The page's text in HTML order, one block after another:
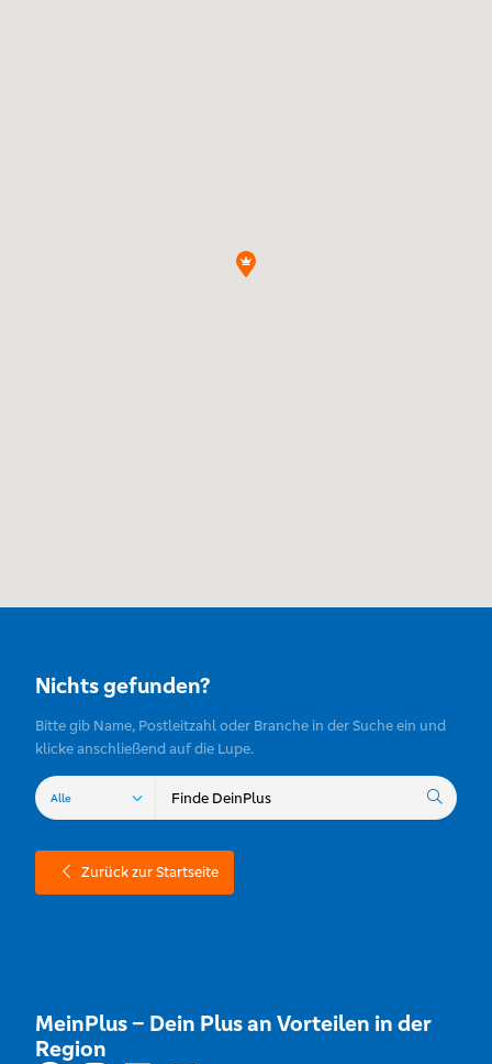
Nichts gefunden?
Bitte gib Name, Postleitzahl oder Branche in der Suche ein und
klicke anschließend auf die Lupe.
Zurück zur Startseite
MeinPlus – Dein Plus an Vorteilen in der
Region